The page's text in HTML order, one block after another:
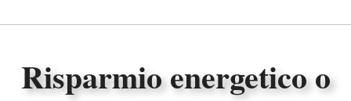
Risparmio energetico o